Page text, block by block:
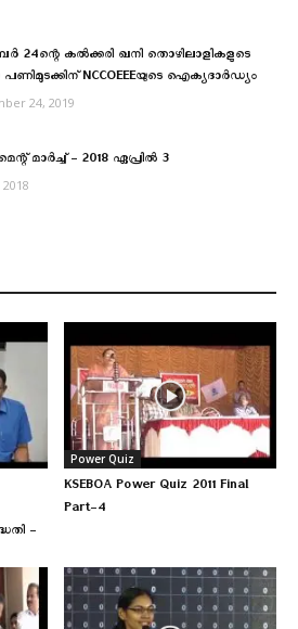
24ന്റെ കൽക്കരി ഖനി തൊഴിലാളികളുടെ
പണിമുടക്കിന് NCCOEEEയുടെ ഐക്യദാര്‍ഡ്യം
24, 2019
മാര്‍ച്ച് – 2018 ഏപ്രില്‍ 3
–
Power Quiz
KSEBOA Power Quiz 2011 Final
Part-4